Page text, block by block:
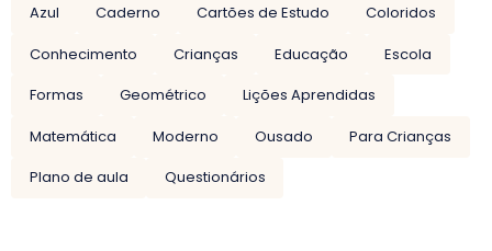
Azul Caderno Cartões de Estudo
Coloridos
Conhecimento
Crianças Educação
Escola
Formas
Geométrico
Lições Aprendidas
Matemática
Moderno Ousado
Para Crianças
Plano de aula
Questionários